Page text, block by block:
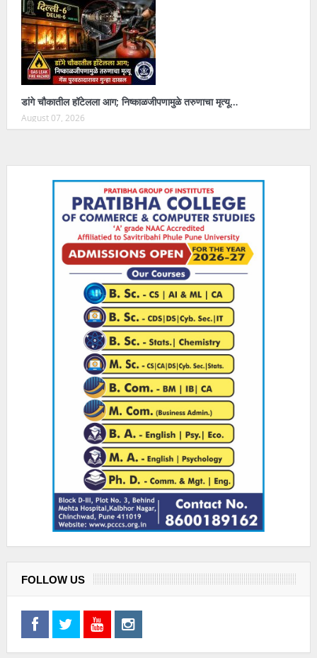
डांगे चौकातील हॉटेलला आग; निष्काळजीपणामुळे तरुणाचा मृत्यू…
August 07, 2026
FOLLOW US